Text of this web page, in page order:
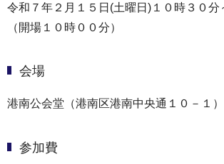
令和７年２月１５日(土曜日)１０時３０分
（開場１０時００分）
会場
港南公会堂（港南区港南中央通１０－１）
参加費